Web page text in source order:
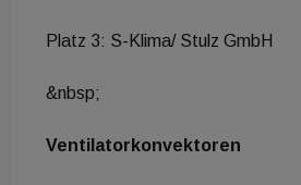
Platz 3: S-Klima/ Stulz GmbH
&nbsp;
Ventilatorkonvektoren